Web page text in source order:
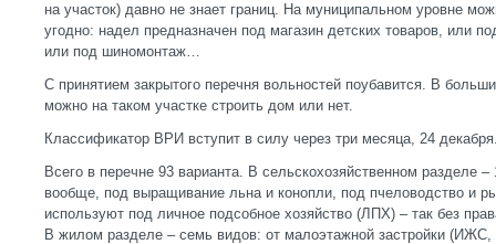
на участок) давно не знает границ. На муниципальном уровне
угодно: надел предназначен под магазин детских товаров, или
или под шиномонтаж…
С принятием закрытого перечня вольностей поубавится. В
можно на таком участке строить дом или нет.
Классификатор ВРИ вступит в силу через три месяца, 24
Всего в перечне 93 варианта. В сельскохозяйственном разделе
вообще, под выращивание льна и конопли, под пчеловодство и
используют под личное подсобное хозяйство (ЛПХ) – так без
В жилом разделе – семь видов: от малоэтажной застройки